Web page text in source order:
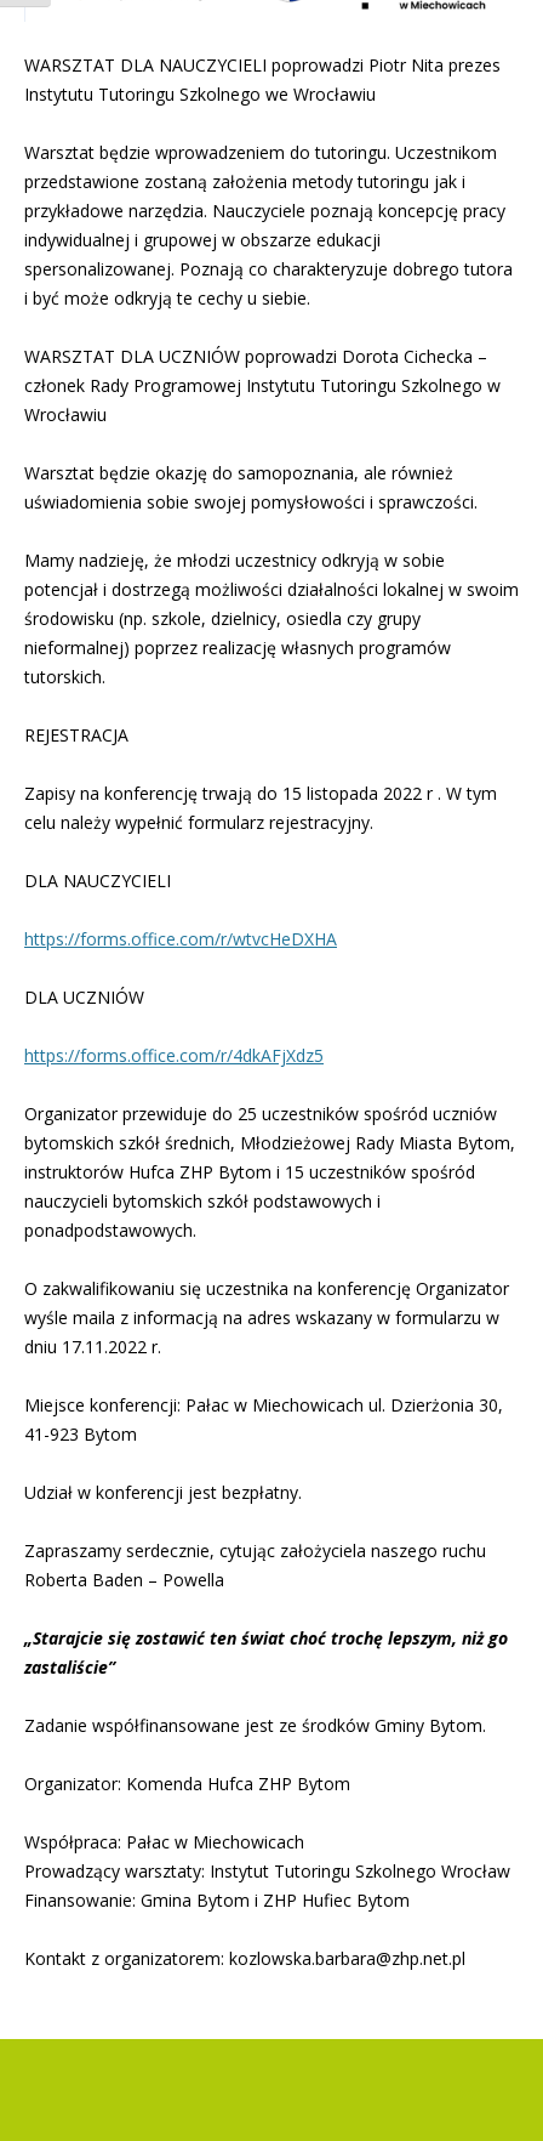
WARSZTAT DLA NAUCZYCIELI poprowadzi Piotr Nita prezes
Instytutu Tutoringu Szkolnego we Wrocławiu
Warsztat będzie wprowadzeniem do tutoringu. Uczestnikom
przedstawione zostaną założenia metody tutoringu jak i
przykładowe narzędzia. Nauczyciele poznają koncepcję pracy
indywidualnej i grupowej w obszarze edukacji
spersonalizowanej. Poznają co charakteryzuje dobrego tutora
i być może odkryją te cechy u siebie.
WARSZTAT DLA UCZNIÓW poprowadzi Dorota Cichecka –
członek Rady Programowej Instytutu Tutoringu Szkolnego w
Wrocławiu
Warsztat będzie okazję do samopoznania, ale również
uświadomienia sobie swojej pomysłowości i sprawczości.
Mamy nadzieję, że młodzi uczestnicy odkryją w sobie
potencjał i dostrzegą możliwości działalności lokalnej w swoim
środowisku (np. szkole, dzielnicy, osiedla czy grupy
nieformalnej) poprzez realizację własnych programów
tutorskich.
REJESTRACJA
Zapisy na konferencję trwają do 15 listopada 2022 r . W tym
celu należy wypełnić formularz rejestracyjny.
DLA NAUCZYCIELI
https://forms.office.com/r/wtvcHeDXHA
DLA UCZNIÓW
https://forms.office.com/r/4dkAFjXdz5
Organizator przewiduje do 25 uczestników spośród uczniów
bytomskich szkół średnich, Młodzieżowej Rady Miasta Bytom,
instruktorów Hufca ZHP Bytom i 15 uczestników spośród
nauczycieli bytomskich szkół podstawowych i
ponadpodstawowych.
O zakwalifikowaniu się uczestnika na konferencję Organizator
wyśle maila z informacją na adres wskazany w formularzu w
dniu 17.11.2022 r.
Miejsce konferencji: Pałac w Miechowicach ul. Dzierżonia 30,
41-923 Bytom
Udział w konferencji jest bezpłatny.
Zapraszamy serdecznie, cytując założyciela naszego ruchu
Roberta Baden – Powella
„Starajcie się zostawić ten świat choć trochę lepszym, niż go
zastaliście”
Zadanie współfinansowane jest ze środków Gminy Bytom.
Organizator: Komenda Hufca ZHP Bytom
Współpraca: Pałac w Miechowicach
Prowadzący warsztaty: Instytut Tutoringu Szkolnego Wrocław
Finansowanie: Gmina Bytom i ZHP Hufiec Bytom
Kontakt z organizatorem: kozlowska.barbara@zhp.net.pl